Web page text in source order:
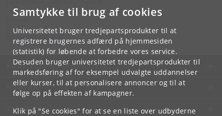
Samtykke til brug af cookies
Universitetet bruger tredjepartsprodukter til at
registrere brugernes adfærd på hjemmesiden
(statistik) for løbende at forbedre vores service.
Desuden bruger universitetet tredjepartsprodukter til
markedsføring af for eksempel udvalgte uddannelser
eller kurser, til at personalisere annoncer og til at
følge op på effekten af kampagner.
Klik på "Se cookies" for at se en liste over udbyderne
Ola Jakup Joensen
KØBENHAVNS UNIVERSITET
KONTAKT
SERVICES